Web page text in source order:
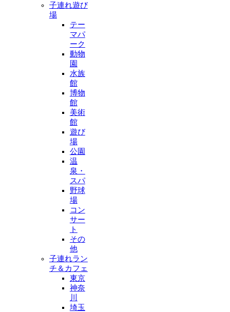
子連れ遊び
場
テー
マパ
ーク
動物
園
水族
館
博物
館
美術
館
遊び
場
公園
温
泉・
スパ
野球
場
コン
サー
ト
その
他
子連れラン
チ＆カフェ
東京
神奈
川
埼玉